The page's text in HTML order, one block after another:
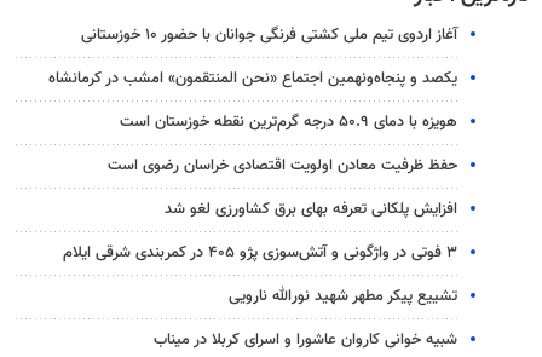
آغاز اردوی تیم ملی کشتی فرنگی جوانان با حضور ۱۰ خوزستانی
یکصد و پنجاه‌ونهمین اجتماع «نحن المنتقمون» امشب در کرمانشاه
هویزه با دمای ۵۰.۹ درجه گرم‌ترین نقطه خوزستان است
حفظ ظرفیت معادن اولویت اقتصادی خراسان رضوی است
افزایش پلکانی تعرفه بهای برق کشاورزی لغو شد
۳ فوتی در واژگونی و آتش‌سوزی پژو ۴۰۵ در کمربندی شرقی ایلام
تشییع پیکر مطهر شهید نورالله نارویی
شبیه خوانی کاروان عاشورا و اسرای کربلا در میناب